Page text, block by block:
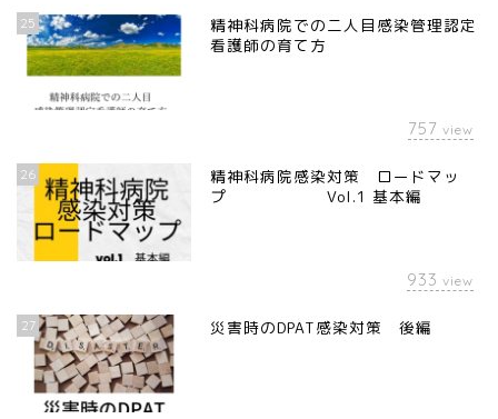
25
精神科病院での二人目感染管理認定
看護師の育て方
757 view
26
精神科病院感染対策 ロードマッ
プ Vol.1 基本編
933 view
27 災害時のDPAT感染対策 後編